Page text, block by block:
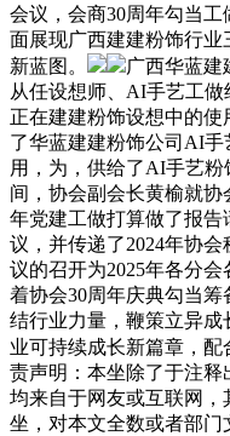
会议，会商30周年勾当
面展现广西建建粉饰行
新蓝图。
广西华蓝建
从任设想师、AI手艺工
正在建建粉饰设想中的
了华蓝建建粉饰公司AI
用，为，供给了AI手艺
间，协会副会长黄榆就协
年党建工做打算做了报
议，并传递了2024年协
议的召开为2025年各分
着协会30周年庆典勾当
结行业力量，鞭策立异
业可持续成长新篇章，配
责声明：本坐除了于注
均来自于网友或互联网
坐，对本文全数或者部门